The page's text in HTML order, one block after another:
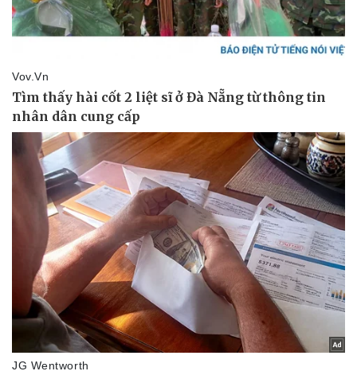
Pháp luật
Vụ án
Quân sự - Quốc phòng